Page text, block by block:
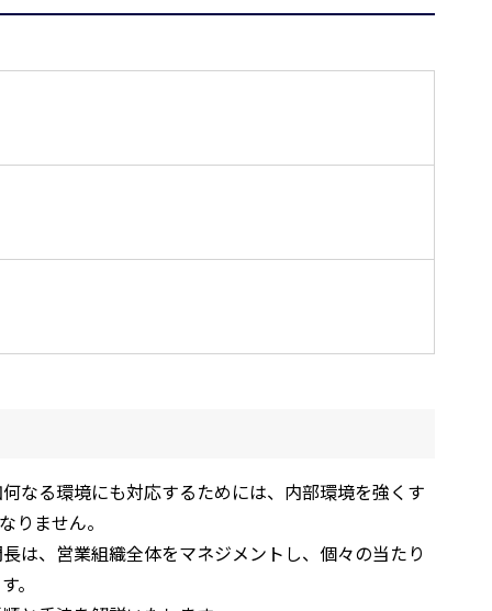
なる環境にも対応するためには、内部環境を強くす
りません。
は、営業組織全体をマネジメントし、個々の当たり
。